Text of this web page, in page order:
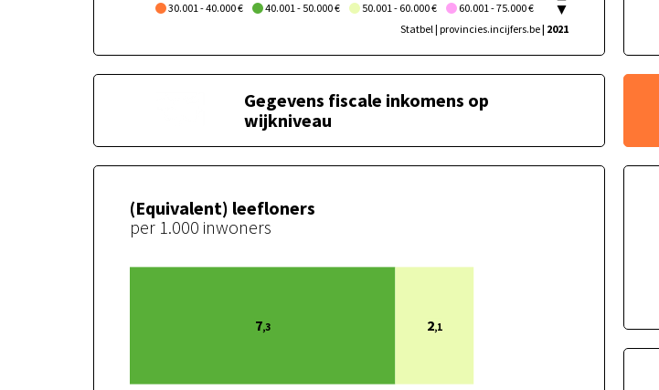
30.001 - 40.000 €
40.001 - 50.000 € 50.001 - 60.000 €
60.001 - 75.000 €
Statbel | provincies.incijfers.be| 2021
Gegevens fiscale inkomens op
wijkniveau
Gegevens fiscale inkomens op wijkniveau
(Equivalent) leefloners
per 1.000 inwoners
7,3 2,1